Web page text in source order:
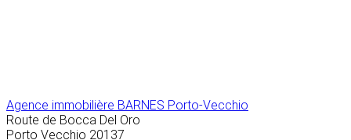
Agence immobilière BARNES Porto-Vecchio
Route de Bocca Del Oro
Porto Vecchio 20137